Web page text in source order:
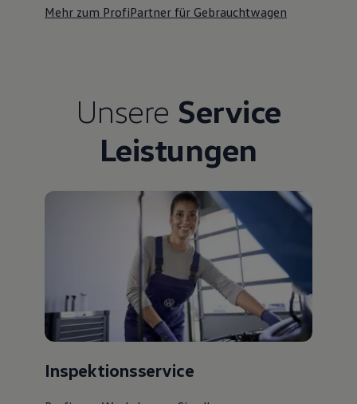
Mehr zum ProfiPartner für Gebrauchtwagen
Unsere Service
Leistungen
Inspektionsservice